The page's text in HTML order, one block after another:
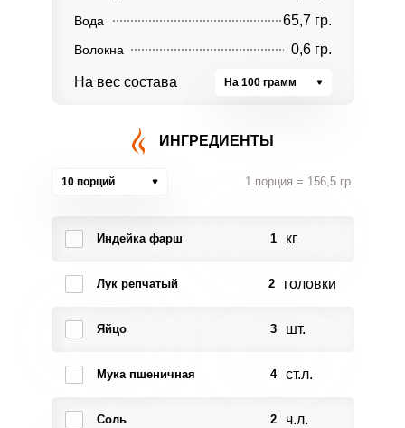
Вода 65,7 гр.
Волокна 0,6 гр.
На вес состава На 100 грамм
ИНГРЕДИЕНТЫ
10 порций 1 порция = 156,5 гр.
Индейка фарш 1 кг
Лук репчатый 2 головки
Яйцо 3 шт.
Мука пшеничная 4 ст.л.
Соль 2 ч.л.